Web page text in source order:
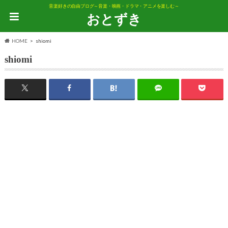
音楽好きの自由ブログ～音楽・映画・ドラマ・アニメを楽しむ～
おとずき
HOME shiomi
shiomi